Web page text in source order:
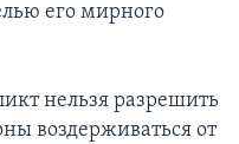
его мирного
нельзя разрешить
воздерживаться от